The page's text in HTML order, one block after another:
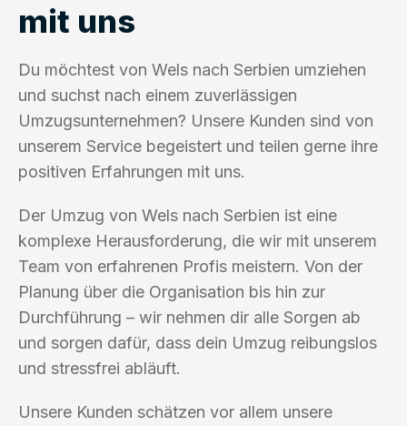
mit uns
Du möchtest von Wels nach Serbien umziehen
und suchst nach einem zuverlässigen
Umzugsunternehmen? Unsere Kunden sind von
unserem Service begeistert und teilen gerne ihre
positiven Erfahrungen mit uns.
Der Umzug von Wels nach Serbien ist eine
komplexe Herausforderung, die wir mit unserem
Team von erfahrenen Profis meistern. Von der
Planung über die Organisation bis hin zur
Durchführung – wir nehmen dir alle Sorgen ab
und sorgen dafür, dass dein Umzug reibungslos
und stressfrei abläuft.
Unsere Kunden schätzen vor allem unsere